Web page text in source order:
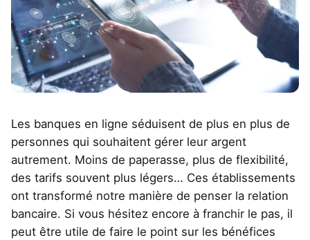
Les banques en ligne séduisent de plus en plus de
personnes qui souhaitent gérer leur argent
autrement. Moins de paperasse, plus de flexibilité,
des tarifs souvent plus légers… Ces établissements
ont transformé notre manière de penser la relation
bancaire. Si vous hésitez encore à franchir le pas, il
peut être utile de faire le point sur les bénéfices